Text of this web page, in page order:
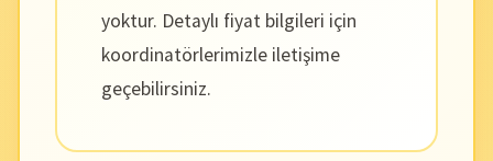
yoktur. Detaylı fiyat bilgileri için
koordinatörlerimizle iletişime
geçebilirsiniz.